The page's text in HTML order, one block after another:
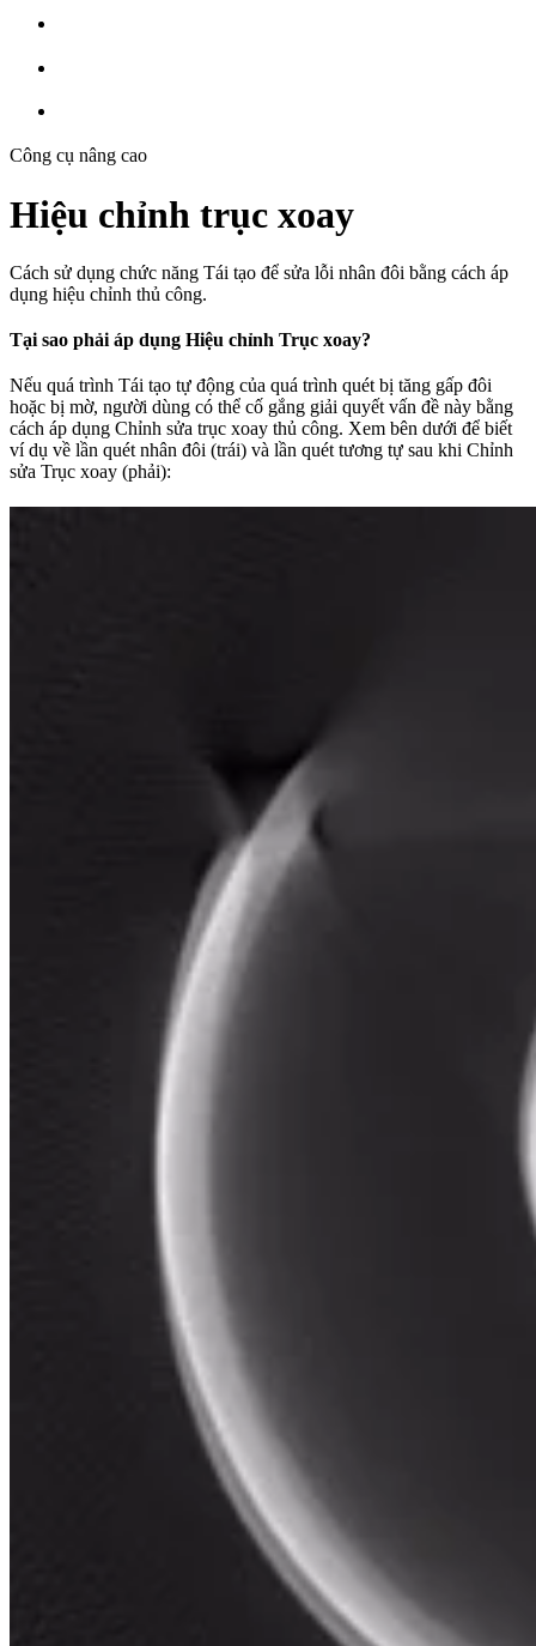
Công cụ nâng cao
Hiệu chỉnh trục xoay
Cách sử dụng chức năng Tái tạo để sửa lỗi nhân đôi bằng cách áp
dụng hiệu chỉnh thủ công.
Tại sao phải áp dụng Hiệu chỉnh Trục xoay?
Nếu quá trình Tái tạo tự động của quá trình quét bị tăng gấp đôi
hoặc bị mờ, người dùng có thể cố gắng giải quyết vấn đề này bằng
cách áp dụng Chỉnh sửa trục xoay thủ công. Xem bên dưới để biết
ví dụ về lần quét nhân đôi (trái) và lần quét tương tự sau khi Chỉnh
sửa Trục xoay (phải):